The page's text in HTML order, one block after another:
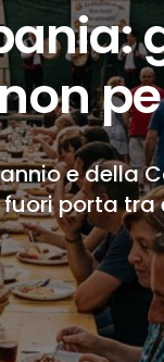
e della
porta tra